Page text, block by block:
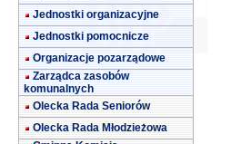
Jednostki organizacyjne
Jednostki pomocnicze
Organizacje pozarządowe
Zarządca zasobów
komunalnych
Olecka Rada Seniorów
Olecka Rada Młodzieżowa